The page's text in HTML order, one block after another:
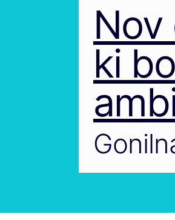
Nov
ki